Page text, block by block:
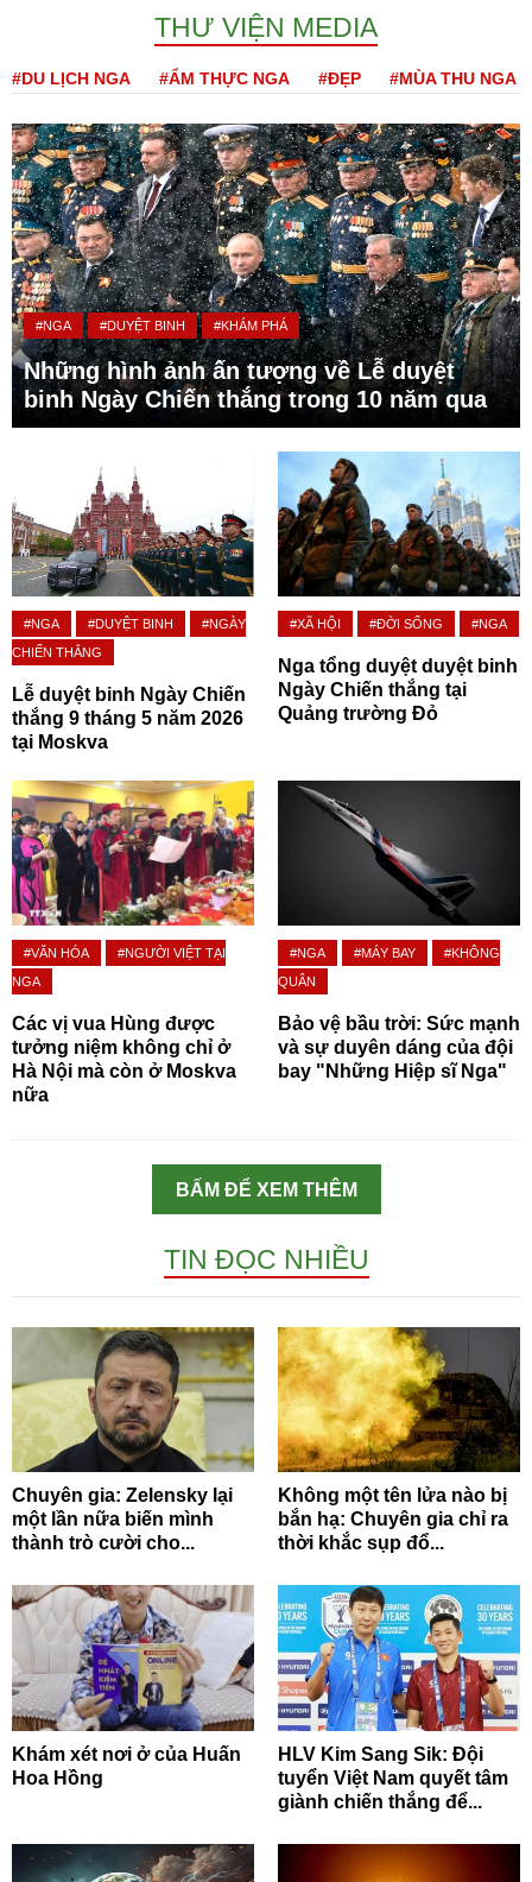
THƯ VIỆN MEDIA
#DU LỊCH NGA #ẨM THỰC NGA #ĐẸP #MÙA THU NGA
#NGA #DUYỆT BINH #KHÁM PHÁ
Những hình ảnh ấn tượng về Lễ duyệt
binh Ngày Chiến thắng trong 10 năm qua
#NGA #DUYỆT BINH
#NGÀY
CHIẾN THẮNG
Lễ duyệt binh Ngày Chiến
thắng 9 tháng 5 năm 2026
tại Moskva
#XÃ HỘI #ĐỜI SỐNG #NGA
Nga tổng duyệt duyệt binh
Ngày Chiến thắng tại
Quảng trường Đỏ
#VĂN HÓA
#NGƯỜI VIỆT TẠI
NGA
Các vị vua Hùng được
tưởng niệm không chỉ ở
Hà Nội mà còn ở Moskva
nữa
#NGA #MÁY BAY
#KHÔNG
QUÂN
Bảo vệ bầu trời: Sức mạnh
và sự duyên dáng của đội
bay "Những Hiệp sĩ Nga"
BẤM ĐỂ XEM THÊM
TIN ĐỌC NHIỀU
Chuyên gia: Zelensky lại
một lần nữa biến mình
thành trò cười cho...
Không một tên lửa nào bị
bắn hạ: Chuyên gia chỉ ra
thời khắc sụp đổ...
Khám xét nơi ở của Huấn
Hoa Hồng
HLV Kim Sang Sik: Đội
tuyển Việt Nam quyết tâm
giành chiến thắng để...